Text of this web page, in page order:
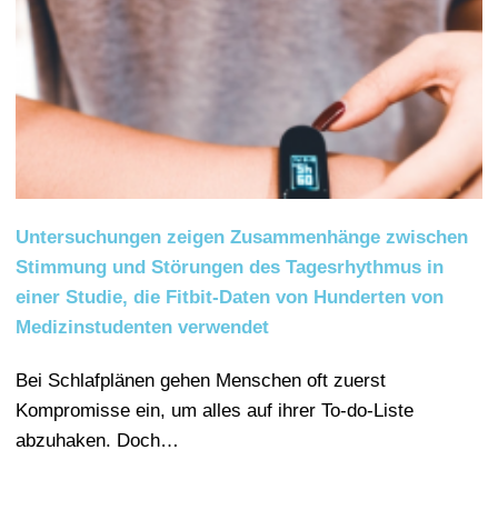
Untersuchungen zeigen Zusammenhänge zwischen
Stimmung und Störungen des Tagesrhythmus in
einer Studie, die Fitbit-Daten von Hunderten von
Medizinstudenten verwendet
Bei Schlafplänen gehen Menschen oft zuerst
Kompromisse ein, um alles auf ihrer To-do-Liste
abzuhaken. Doch…